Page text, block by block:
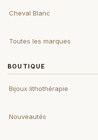
Cheval Blanc
Toutes les marques
BOUTIQUE
Bijoux lithothérapie
Nouveautés